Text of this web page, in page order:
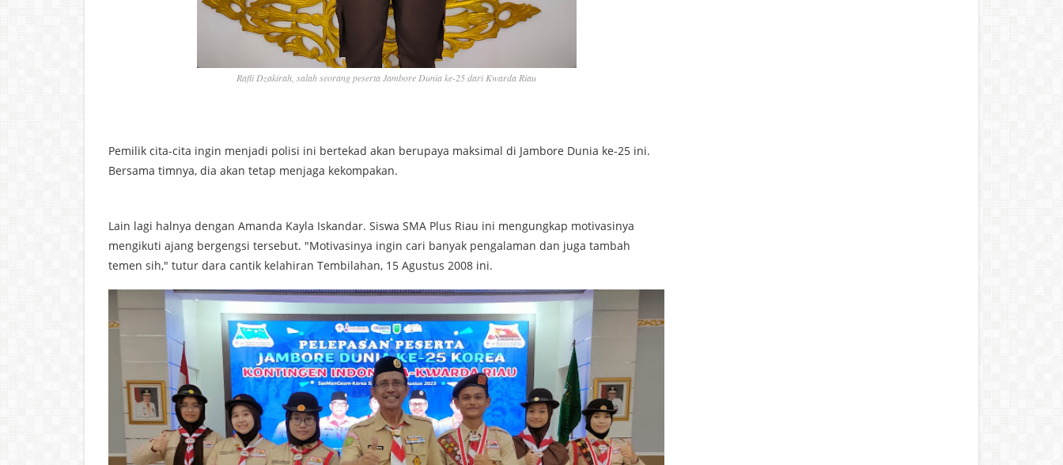
Rafli Dzakirah, salah seorang peserta Jambore Dunia ke-25 dari Kwarda Riau
Pemilik cita-cita ingin menjadi polisi ini bertekad akan berupaya maksimal di Jambore Dunia ke-25 ini.
Bersama timnya, dia akan tetap menjaga kekompakan.
Lain lagi halnya dengan Amanda Kayla Iskandar. Siswa SMA Plus Riau ini mengungkap motivasinya
mengikuti ajang bergengsi tersebut. "Motivasinya ingin cari banyak pengalaman dan juga tambah
temen sih," tutur dara cantik kelahiran Tembilahan, 15 Agustus 2008 ini.